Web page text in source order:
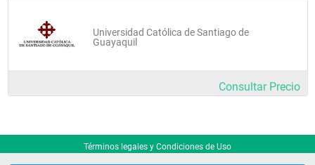
Universidad Católica de Santiago de
Guayaquil
Consultar Precio
Términos legales y Condiciones de Uso